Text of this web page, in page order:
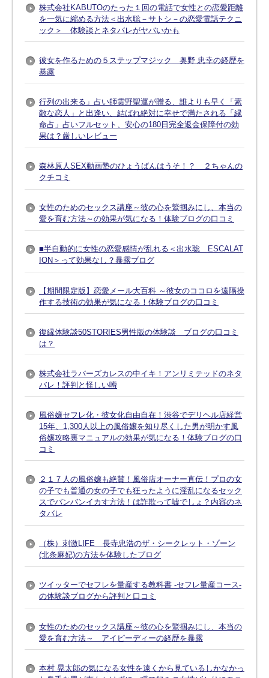
株式会社KABUTOのたった１回の電話で女性との恋愛距離
を一気に縮める方法＜出水聡－サトシ－の恋愛電話テクニ
ック＞ 体験談とネタバレがヤバいかも
彼女を作るための５ステップマジック 奥野 忠幸の経歴を
暴露
行列の出来る」占い師雲野聖運が贈る、誰よりも早く「素
敵な恋人」と出逢い、結ばれ絶対に幸せで満たされる「縁
命占」占いフルセット、安心の180日完全返金保障付の効
果は？厳しいレビュー
森林原人SEX動画塾のひょうばんはうそ！？ ２ちゃんの
クチコミ
女性のためのセックス講座～彼の心を鷲掴みにし、本当の
愛を育む方法～の効果が気になる！体験ブログの口コミ
■半自動的に女性の恋愛感情が乱れる＜出水聡 ESCALAT
ION＞って効果なし？暴露ブログ
【期間限定版】恋愛メール大百科 ～彼女のココロを遠隔操
作する技術の効果が気になる！体験ブログの口コミ
復縁体験談50STORIES男性版の体験談 ブログの口コミ
は？
株式会社ラバーズカレスの中イキ！アンリミテッドのネタ
バレ！評判と怪しい噂
風俗嬢セフレ化・彼女化自由自在！渋谷でデリヘル店経営
15年、1,300人以上の風俗嬢を知り尽くした男が明かす風
俗嬢攻略裏マニュアルの効果が気になる！体験ブログの口
コミ
２１７人の風俗嬢も絶賛！風俗店オーナー直伝！プロの女
の子でも普通の女の子でも狂ったように淫乱になるセック
スでバンバンイカす方法！は詐欺って嘘でしょ？内容のネ
タバレ
（株）刺激LIFE 長寺忠浩のザ・シークレット・ゾーン
(北条麻妃)の方法を体験したブログ
ツイッターでセフレを量産する教科書 -セフレ量産コース-
の体験談ブログから評判と口コミ
女性のためのセックス講座～彼の心を鷲掴みにし、本当の
愛を育む方法～ アイピーディーの経歴を暴露
本村 晃太郎の気になる女性を遠くから見ているしかなかっ